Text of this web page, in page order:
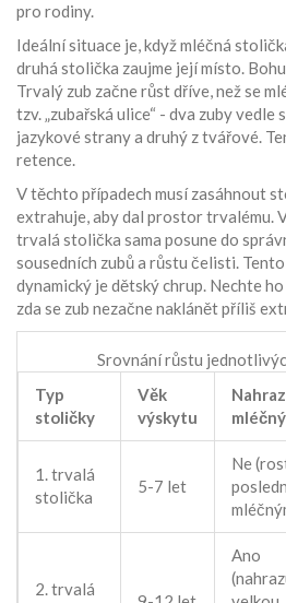
pro rodiny.
Ideální situace je, když mléčná
druhá stolička zaujme její místo.
Trvalý zub začne růst dříve, než se
tzv. „zubařská ulice“ - dva zuby vedle
jazykové strany a druhý z tvářové.
retence.
V těchto případech musí zasáhnout
extrahuje, aby dal prostor trvalému.
trvalá stolička sama posune do
sousedních zubů a růstu čelisti.
dynamický je dětský chrup. Nechte
zda se zub nezačne naklánět příliš
Srovnání růstu
Typ
stoličky
Věk
výskytu
1. trvalá
stolička
5-7 let
Ne
2. trvalá
Ano